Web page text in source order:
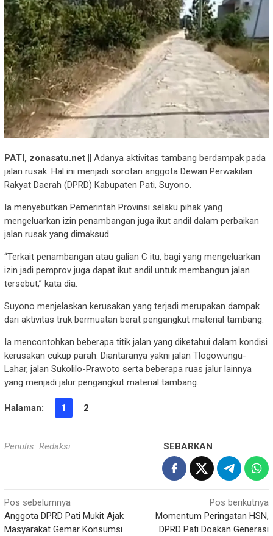
PATI, zonasatu.net || Adanya aktivitas tambang berdampak pada
jalan rusak. Hal ini menjadi sorotan anggota Dewan Perwakilan
Rakyat Daerah (DPRD) Kabupaten Pati, Suyono.
Ia menyebutkan Pemerintah Provinsi selaku pihak yang
mengeluarkan izin penambangan juga ikut andil dalam perbaikan
jalan rusak yang dimaksud.
“Terkait penambangan atau galian C itu, bagi yang mengeluarkan
izin jadi pemprov juga dapat ikut andil untuk membangun jalan
tersebut,” kata dia.
Suyono menjelaskan kerusakan yang terjadi merupakan dampak
dari aktivitas truk bermuatan berat pengangkut material tambang.
Ia mencontohkan beberapa titik jalan yang diketahui dalam kondisi
kerusakan cukup parah. Diantaranya yakni jalan Tlogowungu-
Lahar, jalan Sukolilo-Prawoto serta beberapa ruas jalur lainnya
yang menjadi jalur pengangkut material tambang.
Halaman: 1 2
Penulis: Redaksi SEBARKAN
Navigasi
pos
Pos sebelumnya
Anggota DPRD Pati Mukit Ajak
Masyarakat Gemar Konsumsi
Pos berikutnya
Momentum Peringatan HSN,
DPRD Pati Doakan Generasi